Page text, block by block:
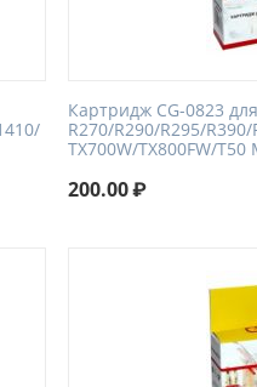
Картридж CG-0823
R270/R290/R295/
TX700W/TX800FW/
200.00₽